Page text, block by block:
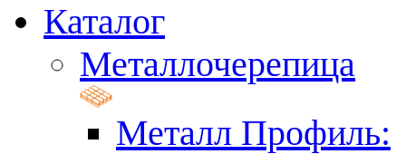
Каталог
Металлочерепица
Металл Профиль: